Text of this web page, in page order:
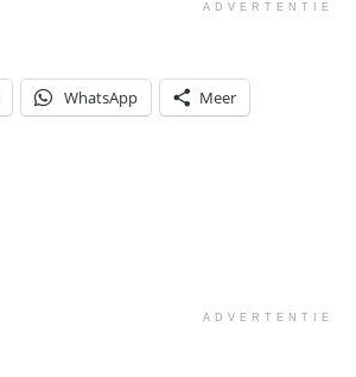
ADVERTENTIE
WhatsApp Meer
ADVERTENTIE